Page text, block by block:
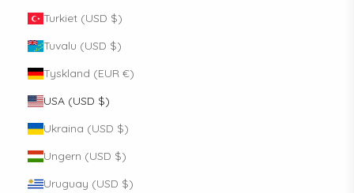
Turkiet (USD $)
Tuvalu (USD $)
Tyskland (EUR €)
USA (USD $)
Ukraina (USD $)
Ungern (USD $)
Uruguay (USD $)